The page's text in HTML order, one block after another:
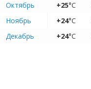
Октябрь
+25°C
Ноябрь
+24°C
Декабрь
+24°C